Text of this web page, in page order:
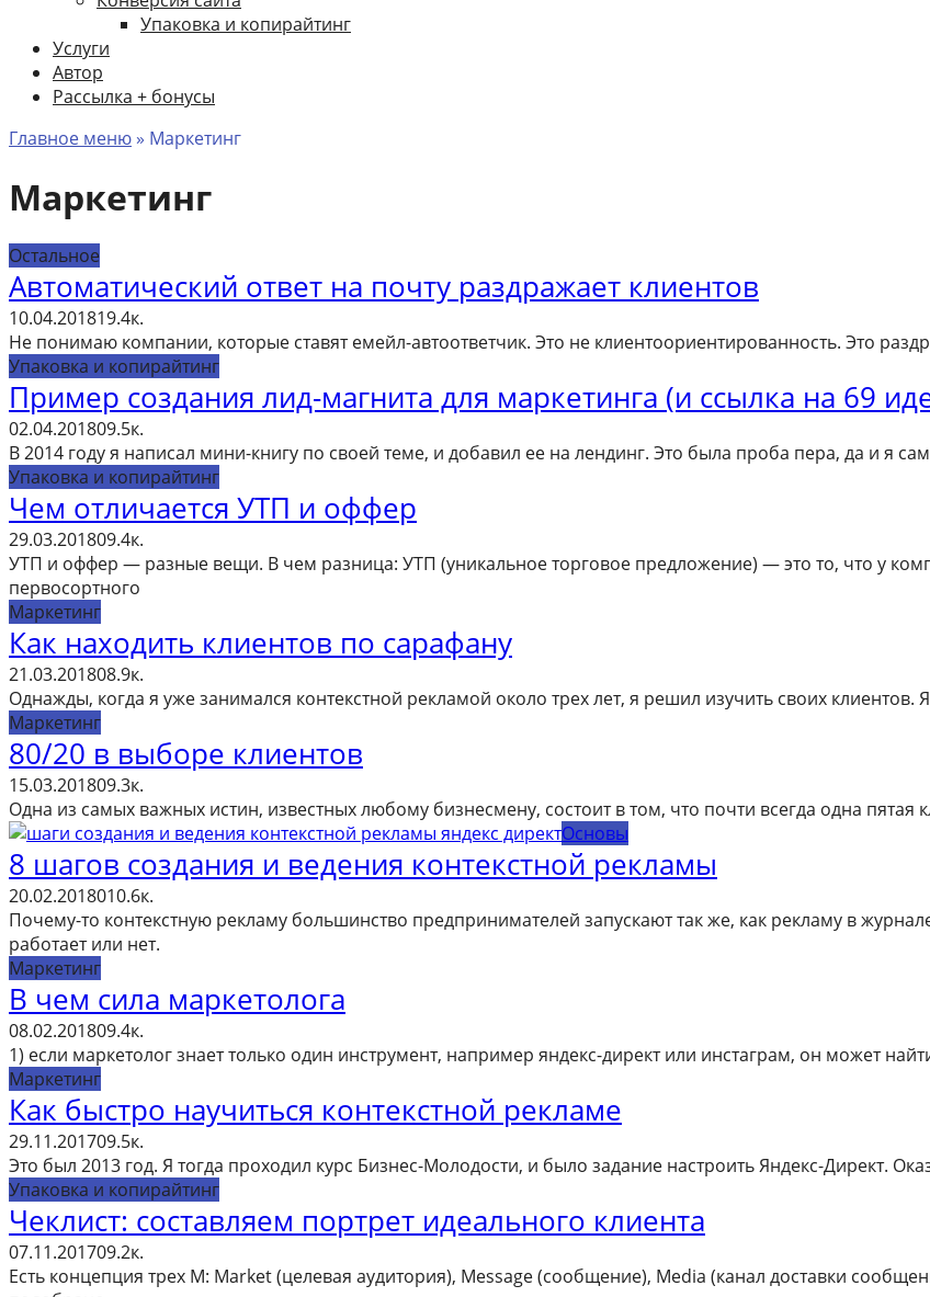
Упаковка и копирайтинг
Услуги
Автор
Рассылка + бонусы
Главное меню » Маркетинг
Маркетинг
Остальное
Автоматический ответ на почту раздражает клиентов
10.04.201819.4к.
Не понимаю компании, которые ставят емейл-автоответчик. Это не клиентоориентированность. Это
Упаковка и копирайтинг
Пример создания лид-магнита для маркетинга (и ссылка на 69
02.04.201809.5к.
В 2014 году я написал мини-книгу по своей теме, и добавил ее на лендинг. Это была проба пера, да и я
Упаковка и копирайтинг
Чем отличается УТП и оффер
29.03.201809.4к.
УТП и оффер — разные вещи. В чем разница: УТП (уникальное торговое предложение) — это то, что у
первосортного
Маркетинг
Как находить клиентов по сарафану
21.03.201808.9к.
Однажды, когда я уже занимался контекстной рекламой около трех лет, я решил изучить своих клиентов.
Маркетинг
80/20 в выборе клиентов
15.03.201809.3к.
Одна из самых важных истин, известных любому бизнесмену, состоит в том, что почти всегда одна
Основы
8 шагов создания и ведения контекстной рекламы
20.02.2018010.6к.
Почему-то контекстную рекламу большинство предпринимателей запускают так же, как рекламу в
работает или нет.
Маркетинг
В чем сила маркетолога
08.02.201809.4к.
1) если маркетолог знает только один инструмент, например яндекс-директ или инстаграм, он может
Маркетинг
Как быстро научиться контекстной рекламе
29.11.201709.5к.
Это был 2013 год. Я тогда проходил курс Бизнес-Молодости, и было задание настроить Яндекс-Директ.
Упаковка и копирайтинг
Чеклист: составляем портрет идеального клиента
07.11.201709.2к.
Есть концепция трех М: Market (целевая аудитория), Message (сообщение), Media (канал доставки